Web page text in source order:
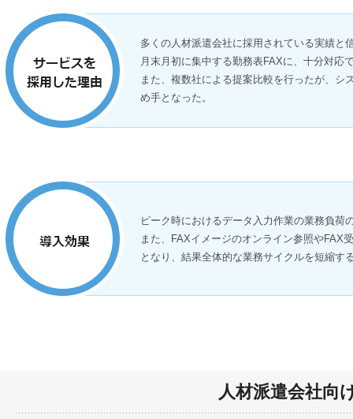
多くの人材派遣会社に採用されている実績と
月末月初に集中する勤務表FAXに、十分対応
また、複数社による提案比較を行ったが、シ
め手となった。
ピーク時におけるデータ入力作業の業務負荷
また、FAXイメージのオンライン参照やFAX
となり、結果全体的な業務サイクルを短縮す
人材派遣会社向